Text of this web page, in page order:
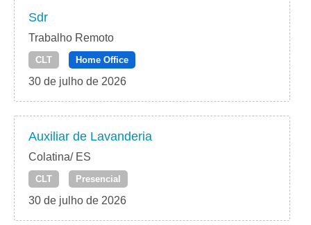
Sdr
Trabalho Remoto
CLT Home Office
30 de julho de 2026
Auxiliar de Lavanderia
Colatina/ ES
CLT Presencial
30 de julho de 2026